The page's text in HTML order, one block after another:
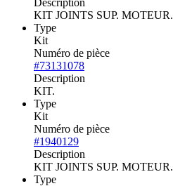
KIT JOINTS SUP. MOTEUR.
Type
Kit
Numéro de pièce
#73131078
Description
KIT.
Type
Kit
Numéro de pièce
#1940129
Description
KIT JOINTS SUP. MOTEUR.
Type